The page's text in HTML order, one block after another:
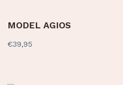
MODEL AGIOS
€39,95